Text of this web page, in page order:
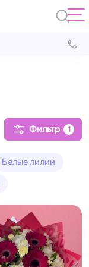
Фильтр 1
Белые лилии